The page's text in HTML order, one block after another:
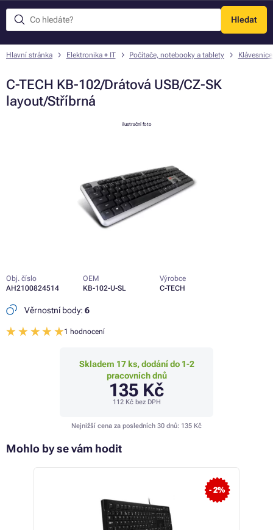
Hledat
Menu
Hlavní stránka Elektronika + IT Počítače, notebooky a tablety
C-TECH KB-102/Drátová USB/CZ-SK
layout/Stříbrná
ilustrační foto
Obj. číslo
AH2100824514
OEM
KB-102-U-SL
Výrobce
C-TECH
Věrnostní body: 6
1 hodnocení
Skladem 17 ks, dodání do 1-2
pracovních dnů
135 Kč
112 Kčbez DPH
Nejnižší cena za posledních 30 dnů: 135 Kč
Mohlo by se vám hodit
- 2%